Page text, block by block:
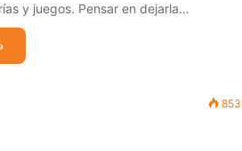
y juegos. Pensar en dejarla…
853